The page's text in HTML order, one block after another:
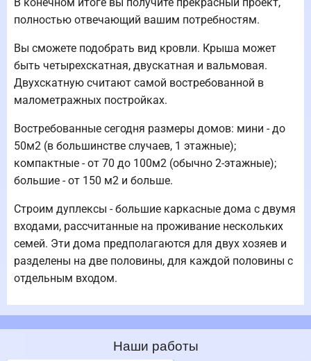
полностью отвечающий вашим потребностям.
Вы сможете подобрать вид кровли. Крыша может
быть четырехскатная, двускатная и вальмовая.
Двухскатную считают самой востребованной в
малометражных постройках.
Востребованные сегодня размеры домов: мини - до
50м2 (в большинстве случаев, 1 этажные);
компактные - от 70 до 100м2 (обычно 2-этажные);
большие - от 150 м2 и больше.
Строим дуплексы - большие каркасные дома с двумя
входами, рассчитанные на проживание нескольких
семей. Эти дома предполагаются для двух хозяев и
разделены на две половины, для каждой половины с
отдельным входом.
Наши работы